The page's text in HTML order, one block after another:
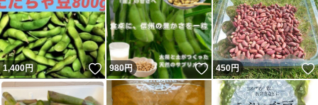
1,400円 いいね！
980円 いいね！
450円